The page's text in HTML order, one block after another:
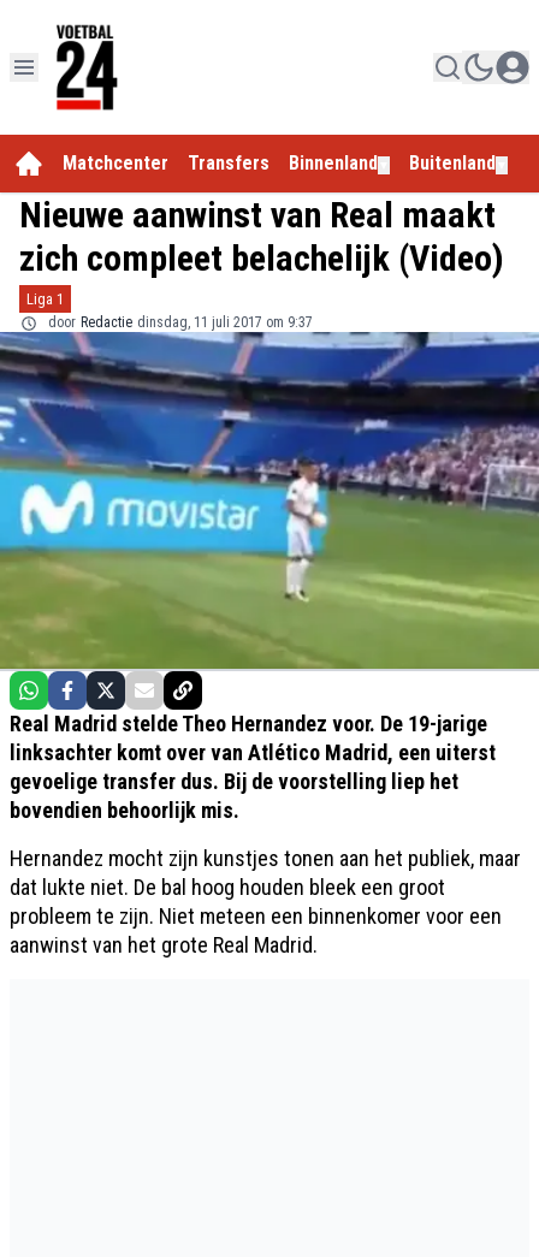
Matchcenter Transfers Binnenland Buitenland
Nieuwe aanwinst van Real maakt
zich compleet belachelijk (Video)
Liga 1
door Redactie dinsdag, 11 juli 2017 om 9:37
Real Madrid stelde Theo Hernandez voor. De 19-jarige
linksachter komt over van Atlético Madrid, een uiterst
gevoelige transfer dus. Bij de voorstelling liep het
bovendien behoorlijk mis.
Hernandez mocht zijn kunstjes tonen aan het publiek, maar
dat lukte niet. De bal hoog houden bleek een groot
probleem te zijn. Niet meteen een binnenkomer voor een
aanwinst van het grote Real Madrid.